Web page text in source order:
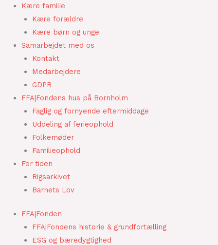
Kære familie
Kære forældre
Kære børn og unge
Samarbejdet med os
Kontakt
Medarbejdere
GDPR
FFA|Fondens hus på Bornholm
Faglig og fornyende eftermiddage
Uddeling af ferieophold
Folkemøder
Familieophold
For tiden
Rigsarkivet
Barnets Lov
FFA|Fonden
FFA|Fondens historie & grundfortælling
ESG og bæredygtighed